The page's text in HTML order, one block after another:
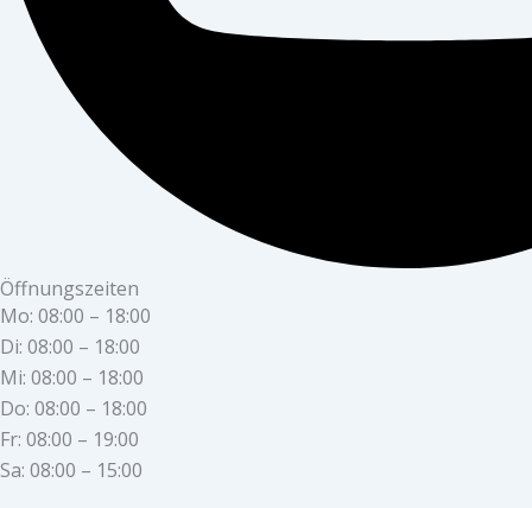
Öffnungszeiten
Mo: 08:00 – 18:00
Di: 08:00 – 18:00
Mi: 08:00 – 18:00
Do: 08:00 – 18:00
Fr: 08:00 – 19:00
Sa: 08:00 – 15:00